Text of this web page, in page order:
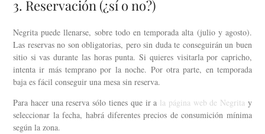
3. Reservación (¿sí o no?)
Negrita puede llenarse, sobre todo en temporada alta (julio y agosto).
Las reservas no son obligatorias, pero sin duda te conseguirán un buen
sitio si vas durante las horas punta. Si quieres visitarla por capricho,
intenta ir más temprano por la noche. Por otra parte, en temporada
baja es fácil conseguir una mesa sin reserva.
Para hacer una reserva sólo tienes que ir a la página web de Negrita y
seleccionar la fecha, habrá diferentes precios de consumición mínima
según la zona.